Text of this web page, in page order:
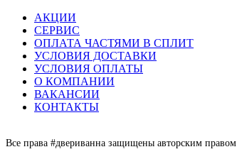
АКЦИИ
СЕРВИС
ОПЛАТА ЧАСТЯМИ В СПЛИТ
УСЛОВИЯ ДОСТАВКИ
УСЛОВИЯ ОПЛАТЫ
О КОМПАНИИ
ВАКАНСИИ
КОНТАКТЫ
Все права #двериванна защищены авторским правом